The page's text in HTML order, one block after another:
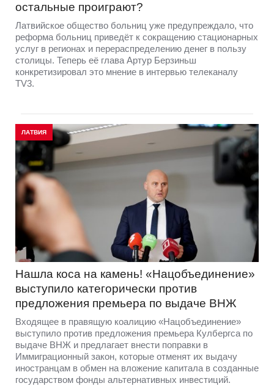
остальные проиграют?
Латвийское общество больниц уже предупреждало, что
реформа больниц приведёт к сокращению стационарных
услуг в регионах и перераспределению денег в пользу
столицы. Теперь её глава Артур Берзиньш
конкретизировал это мнение в интервью телеканалу
TV3.
ЛАТВИЯ
Нашла коса на камень! «Нацобъединение»
выступило категорически против
предложения премьера по выдаче ВНЖ
Входящее в правящую коалицию «Нацобъединение»
выступило против предложения премьера Кулбергса по
выдаче ВНЖ и предлагает внести поправки в
Иммиграционный закон, которые отменят их выдачу
иностранцам в обмен на вложение капитала в созданные
государством фонды альтернативных инвестиций.